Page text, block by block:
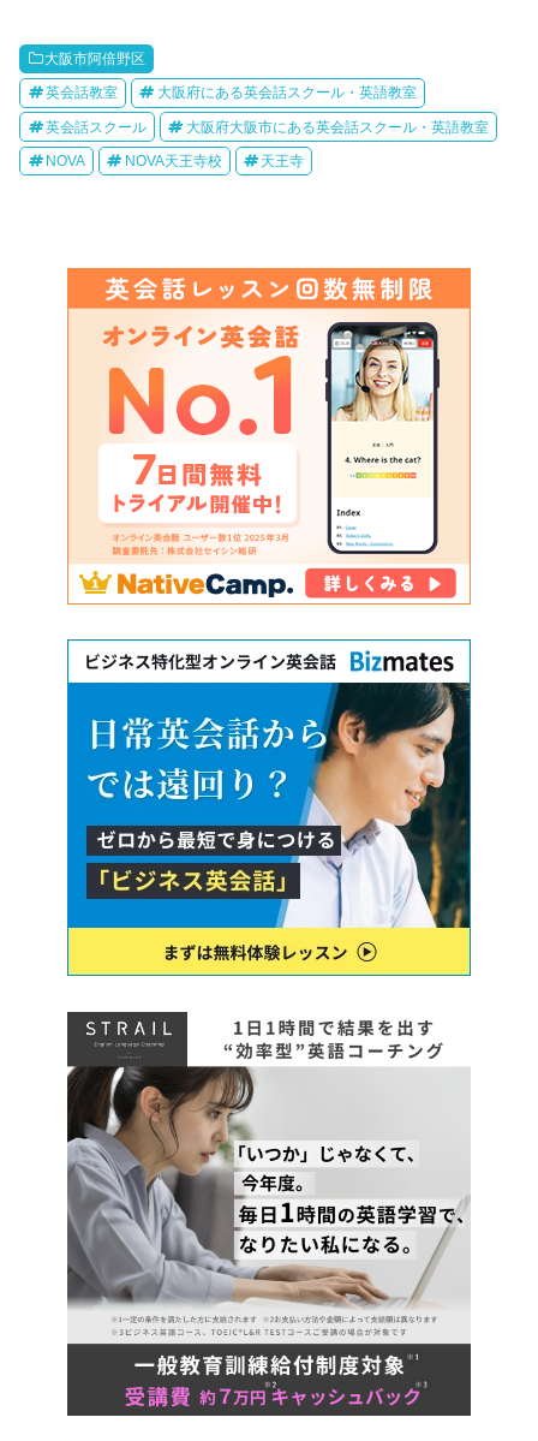
大阪市阿倍野区
英会話教室 大阪府にある英会話スクール・英語教室
英会話スクール 大阪府大阪市にある英会話スクール・英語教室
NOVA NOVA天王寺校 天王寺